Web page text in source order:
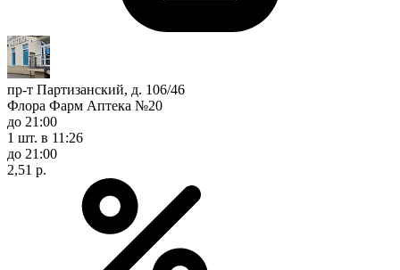
пр-т Партизанский, д. 106/46
Флора Фарм Аптека №20
до 21:00
1 шт. в 11:26
до 21:00
2,51 р.